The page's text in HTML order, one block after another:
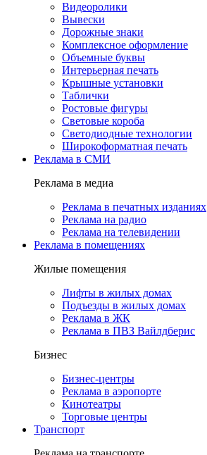
Видеоролики
Вывески
Дорожные знаки
Комплексное оформление
Объемные буквы
Интерьерная печать
Крышные установки
Таблички
Ростовые фигуры
Световые короба
Светодиодные технологии
Широкоформатная печать
Реклама в СМИ
Реклама в медиа
Реклама в печатных изданиях
Реклама на радио
Реклама на телевидении
Реклама в помещениях
Жилые помещения
Лифты в жилых домах
Подъезды в жилых домах
Реклама в ЖК
Реклама в ПВЗ Вайлдберис
Бизнес
Бизнес-центры
Реклама в аэропорте
Кинотеатры
Торговые центры
Транспорт